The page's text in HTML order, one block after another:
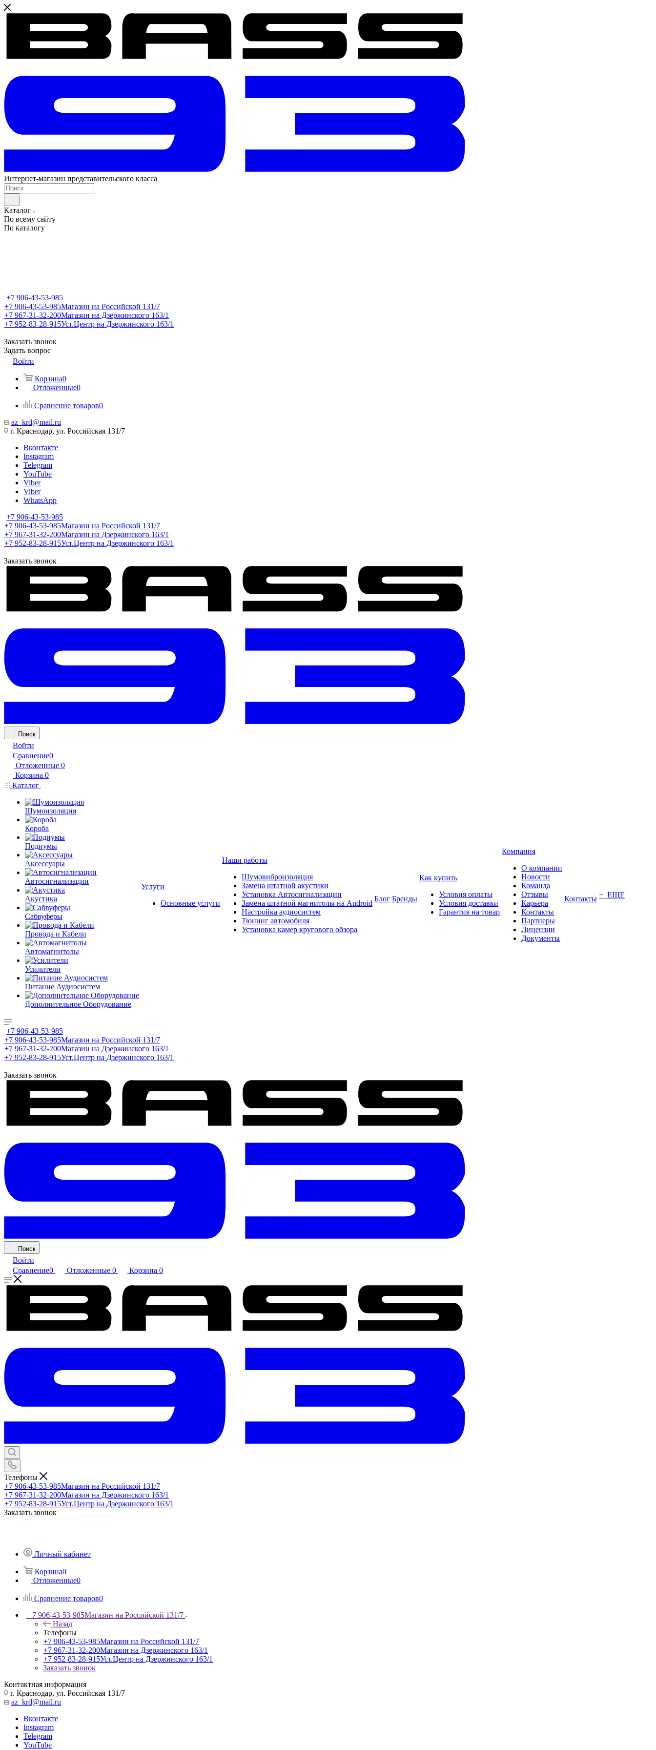
Интернет-магазин представительского класса
Каталог
По всему сайту
По каталогу
+7 906-43-53-985
+7 906-43-53-985Магазин на Российской 131/7
+7 967-31-32-200Магазин на Дзержинского 163/1
+7 952-83-28-915Уст.Центр на Дзержинского 163/1
Заказать звонок
Задать вопрос
Войти
Корзина0
Отложенные0
Сравнение товаров0
az_krd@mail.ru
г. Краснодар, ул. Российская 131/7
Вконтакте
Instagram
Telegram
YouTube
Viber
Viber
WhatsApp
+7 906-43-53-985
+7 906-43-53-985Магазин на Российской 131/7
+7 967-31-32-200Магазин на Дзержинского 163/1
+7 952-83-28-915Уст.Центр на Дзержинского 163/1
Заказать звонок
Поиск
Войти
Сравнение0
Отложенные 0
Корзина 0
Каталог
Шумоизоляция
Короба
Подиумы
Аксессуары
Автосигнализации
Акустика
Сабвуферы
Провода и Кабели
Автомагнитолы
Усилители
Питание Аудиосистем
Дополнительное Оборудование
Услуги
Основные услуги
Наши работы
Шумовиброизоляция
Замена штатной акустики
Установка Автосигнализации
Замена штатной магнитолы на Android
Настройка аудиосистем
Тюнинг автомобиля
Установка камер кругового обзора
Блог Бренды
Как купить
Условия оплаты
Условия доставки
Гарантия на товар
Компания
О компании
Новости
Команда
Отзывы
Карьера
Контакты
Партнеры
Лицензии
Документы
Контакты + ЕЩЕ
+7 906-43-53-985
+7 906-43-53-985Магазин на Российской 131/7
+7 967-31-32-200Магазин на Дзержинского 163/1
+7 952-83-28-915Уст.Центр на Дзержинского 163/1
Заказать звонок
Поиск
Войти
Сравнение0 Отложенные 0 Корзина 0
Телефоны
+7 906-43-53-985Магазин на Российской 131/7
+7 967-31-32-200Магазин на Дзержинского 163/1
+7 952-83-28-915Уст.Центр на Дзержинского 163/1
Заказать звонок
Личный кабинет
Корзина0
Отложенные0
Сравнение товаров0
+7 906-43-53-985Магазин на Российской 131/7
Назад
Телефоны
+7 906-43-53-985Магазин на Российской 131/7
+7 967-31-32-200Магазин на Дзержинского 163/1
+7 952-83-28-915Уст.Центр на Дзержинского 163/1
Заказать звонок
Контактная информация
г. Краснодар, ул. Российская 131/7
az_krd@mail.ru
Вконтакте
Instagram
Telegram
YouTube